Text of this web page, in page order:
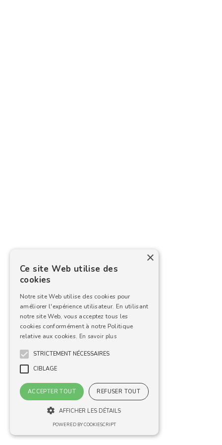
×
Ce site Web utilise des
cookies
Notre site Web utilise des cookies pour
améliorer l'expérience utilisateur. En utilisant
notre site Web, vous acceptez tous les
cookies conformément à notre Politique
relative aux cookies. En savoir plus
STRICTEMENT NÉCESSAIRES
CIBLAGE
ACCEPTER TOUT REFUSER TOUT
AFFICHER LES DÉTAILS
POWERED BY COOKIESCRIPT